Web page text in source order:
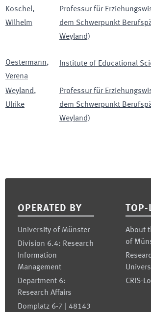
Koschel,
Wilhelm
Professur für
dem Schwerpunkt
Weyland)
Oestermann,
Verena
Institute of Educational
Weyland,
Ulrike
Professur für
dem Schwerpunkt
Weyland)
OPERATED BY
University of Münster
Division 6.4: Research
Information
Management
Department 6:
Research Affairs
Domplatz 6-7 | 48143
About
of
CRIS-